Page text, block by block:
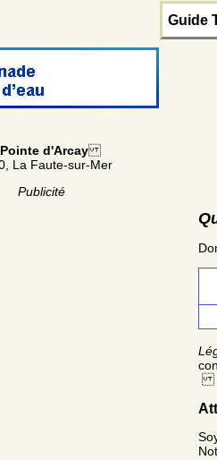
Guide
d'Arcay
La Faute-sur-Mer
Publicité